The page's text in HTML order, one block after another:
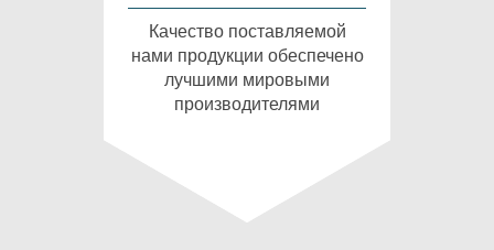
Качество поставляемой
нами продукции обеспечено
лучшими мировыми
производителями